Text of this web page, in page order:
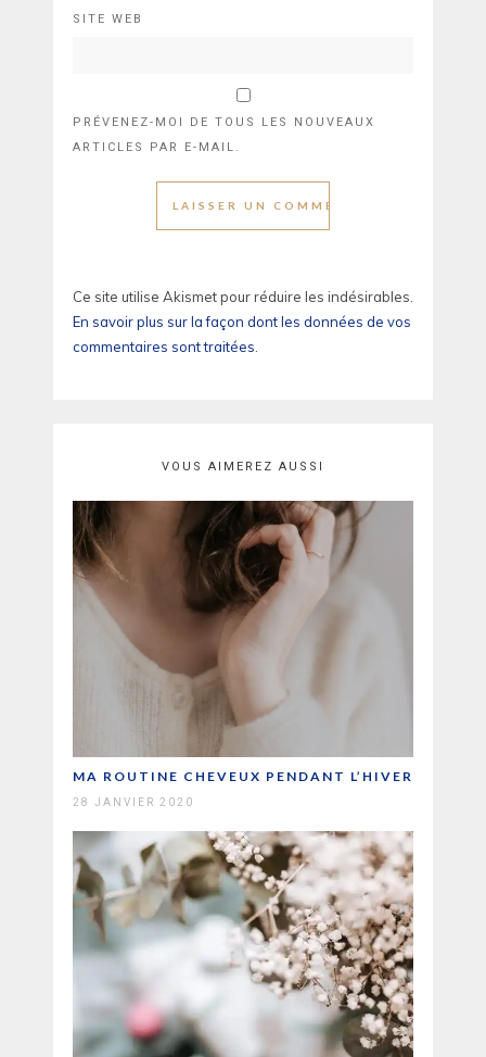
SITE WEB
PRÉVENEZ-MOI DE TOUS LES NOUVEAUX
ARTICLES PAR E-MAIL.
Ce site utilise Akismet pour réduire les indésirables.
En savoir plus sur la façon dont les données de vos
commentaires sont traitées
VOUS AIMEREZ AUSSI
MA ROUTINE CHEVEUX PENDANT L’HIVER
28 JANVIER 2020